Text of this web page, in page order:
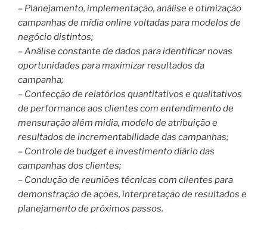
– Planejamento, implementação, análise e otimização
campanhas de mídia online voltadas para modelos de
negócio distintos;
– Análise constante de dados para identificar novas
oportunidades para maximizar resultados da
campanha;
– Confecção de relatórios quantitativos e qualitativos
de performance aos clientes com entendimento de
mensuração além midia, modelo de atribuição e
resultados de incrementabilidade das campanhas;
– Controle de budget e investimento diário das
campanhas dos clientes;
– Condução de reuniões técnicas com clientes para
demonstração de ações, interpretação de resultados e
planejamento de próximos passos.